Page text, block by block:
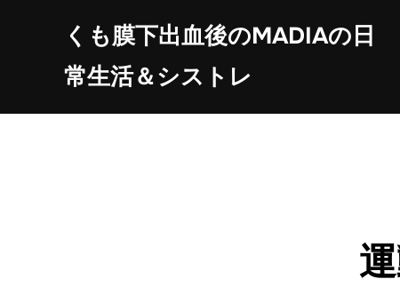
ツ
くも膜下出血後のMADIAの日
常生活＆シストレ